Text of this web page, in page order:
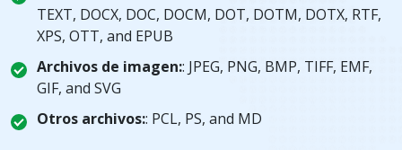
TEXT, DOCX, DOC, DOCM, DOT, DOTM, DOTX, RTF,
XPS, OTT, and EPUB
Archivos de imagen:: JPEG, PNG, BMP, TIFF, EMF,
GIF, and SVG
Otros archivos:: PCL, PS, and MD